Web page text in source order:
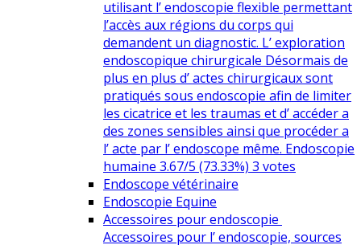
utilisant l’ endoscopie flexible permettant
l’accès aux régions du corps qui
demandent un diagnostic. L’ exploration
endoscopique chirurgicale Désormais de
plus en plus d’ actes chirurgicaux sont
pratiqués sous endoscopie afin de limiter
les cicatrice et les traumas et d’ accéder a
des zones sensibles ainsi que procéder a
l’ acte par l’ endoscope même. Endoscopie
humaine 3.67/5 (73.33%) 3 votes
Endoscope vétérinaire
Endoscopie Equine
Accessoires pour endoscopie
Accessoires pour l’ endoscopie, sources